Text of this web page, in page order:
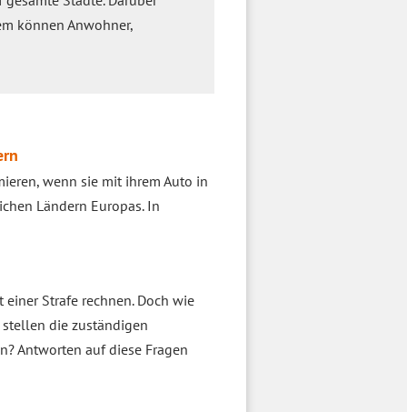
können Anwohner,
wenn sie mit ihrem Auto in
Ländern Europas. In
Strafe rechnen. Doch wie
die zuständigen
Antworten auf diese Fragen